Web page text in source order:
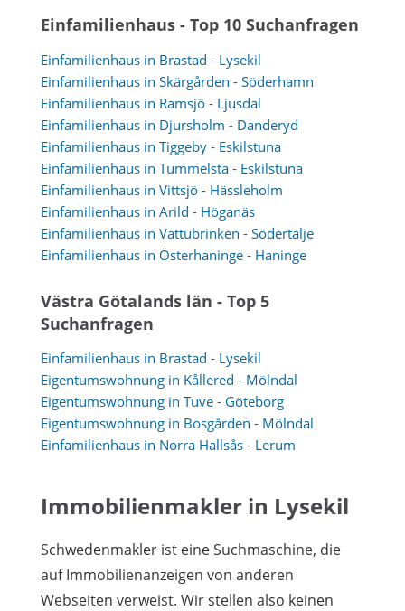
Einfamilienhaus - Top 10 Suchanfragen
Einfamilienhaus in Brastad - Lysekil
Einfamilienhaus in Skärgården - Söderhamn
Einfamilienhaus in Ramsjö - Ljusdal
Einfamilienhaus in Djursholm - Danderyd
Einfamilienhaus in Tiggeby - Eskilstuna
Einfamilienhaus in Tummelsta - Eskilstuna
Einfamilienhaus in Vittsjö - Hässleholm
Einfamilienhaus in Arild - Höganäs
Einfamilienhaus in Vattubrinken - Södertälje
Einfamilienhaus in Österhaninge - Haninge
Västra Götalands län - Top 5
Suchanfragen
Einfamilienhaus in Brastad - Lysekil
Eigentumswohnung in Kållered - Mölndal
Eigentumswohnung in Tuve - Göteborg
Eigentumswohnung in Bosgården - Mölndal
Einfamilienhaus in Norra Hallsås - Lerum
Immobilienmakler in Lysekil
Schwedenmakler ist eine Suchmaschine, die
auf Immobilienanzeigen von anderen
Webseiten verweist. Wir stellen also keinen